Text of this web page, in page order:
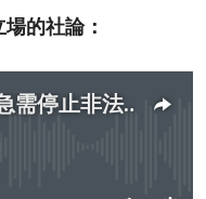
的社論：
美國政府政策立場社論：急需停止非法捕撈活動